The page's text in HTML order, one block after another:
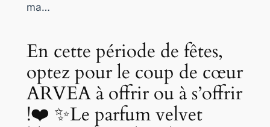
En cette période de fêtes,
optez pour le coup de cœur
ARVEA à offrir ou à s’offrir
!❤️ ✨Le parfum velvet